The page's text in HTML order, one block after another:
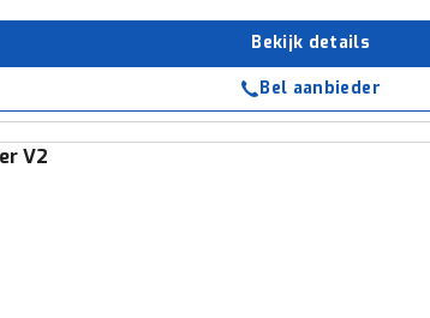
Bekijk details
Bel aanbieder
V2